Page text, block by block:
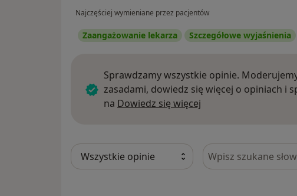
Najczęściej wymieniane przez pacjentów
Zaangażowanie lekarza Szczegółowe wyjaśnienia
Sprawdzamy wszystkie opinie.
zasadami, dowiedz się więcej o opiniach i
na Dowiedz się więcej
Szukaj w opiniach